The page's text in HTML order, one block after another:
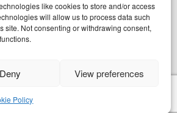
like cookies to store and/or access
will allow us to process data such
Not consenting or withdrawing consent,
Deny View preferences
Policy
ili delova bilo kog proizvoda